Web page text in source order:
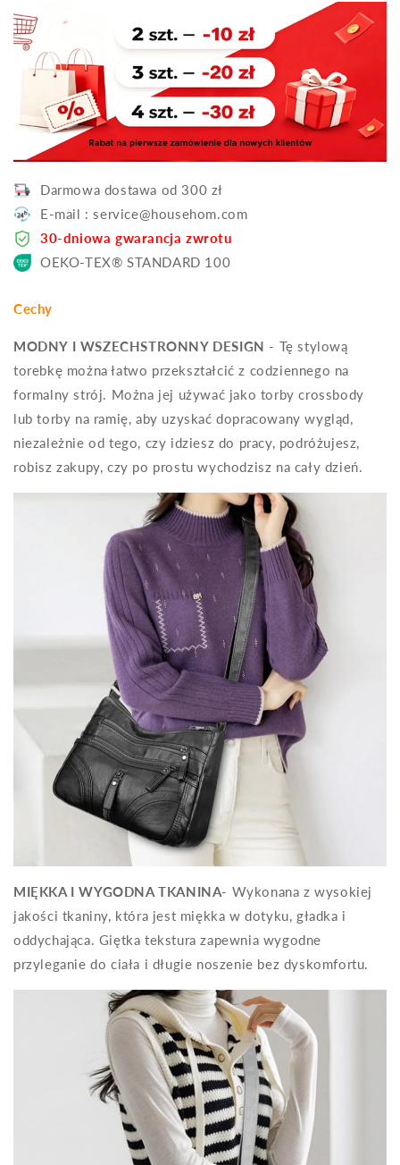
Darmowa dostawa od 300 zł
E-mail : service@househom.com
30-dniowa gwarancja zwrotu
OEKO-TEX® STANDARD 100
Cechy
MODNY I WSZECHSTRONNY DESIGN - Tę stylową
torebkę można łatwo przekształcić z codziennego na
formalny strój. Można jej używać jako torby crossbody
lub torby na ramię, aby uzyskać dopracowany wygląd,
niezależnie od tego, czy idziesz do pracy, podróżujesz,
robisz zakupy, czy po prostu wychodzisz na cały dzień.
MIĘKKA I WYGODNA TKANINA- Wykonana z wysokiej
jakości tkaniny, która jest miękka w dotyku, gładka i
oddychająca. Giętka tekstura zapewnia wygodne
przyleganie do ciała i długie noszenie bez dyskomfortu.